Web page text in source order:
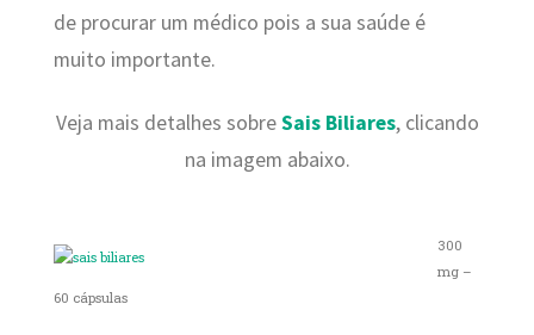
de procurar um médico pois a sua saúde é
muito importante.
Veja mais detalhes sobreSais Biliares, clicando
na imagem abaixo.
300
mg –
60 cápsulas